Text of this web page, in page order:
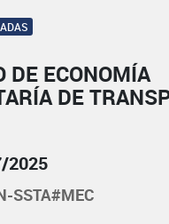
DE ECONOMÍA
DE
2025
SSTA#MEC